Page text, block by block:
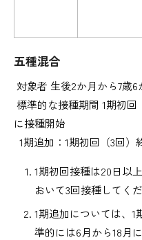
五種混合
対象者 生後2か月から7歳
標準的な接種期間 1期初
に接種開始
1期追加：1期初回（3回）
1期初回接種は20日以
おいて3回接種してくだ
1期追加については、
準的には6月から18月